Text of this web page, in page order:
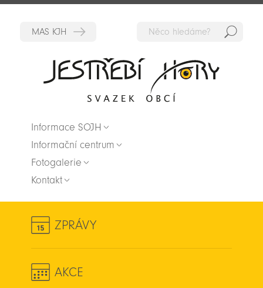
Informace SOJH
Informační centrum
Fotogalerie
Kontakt
ZPRÁVY
AKCE